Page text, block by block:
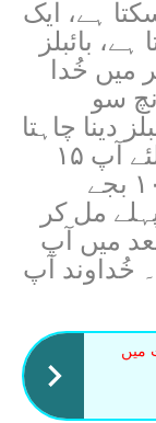
ہے، ایک
بائبلز
میں خُدا
سو
دینا چاہتا
ہوں۔ اپنی پانچ بائبلز لینے کے لئے آپ ۱۵
جنوری ۲۰۲۳ بروز اتوار صبح ۱۰ بجے
مل کر
میں آپ
خُداوند آپ
میں